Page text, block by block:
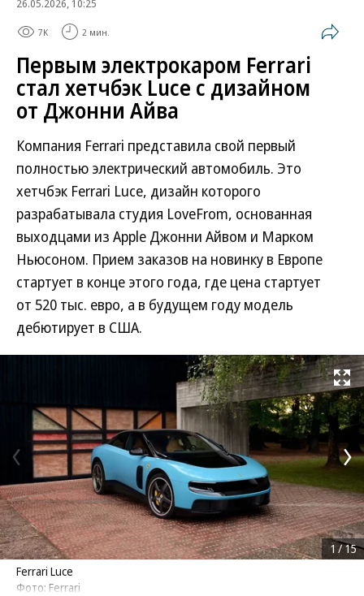
26.05.2026, 10:25
7K 2 мин.
Первым электрокаром Ferrari
стал хетчбэк Luce с дизайном
от Джонни Айва
Компания Ferrari представила свой первый
полностью электрический автомобиль. Это
хетчбэк Ferrari Luce, дизайн которого
разрабатывала студия LoveFrom, основанная
выходцами из Apple Джонни Айвом и Марком
Ньюсоном. Прием заказов на новинку в Европе
стартует в конце этого года, где цена стартует
от 520 тыс. евро, а в будущем году модель
дебютирует в США.
Развернуть
Ferrari Luce
Фото: Ferrari
1 /15